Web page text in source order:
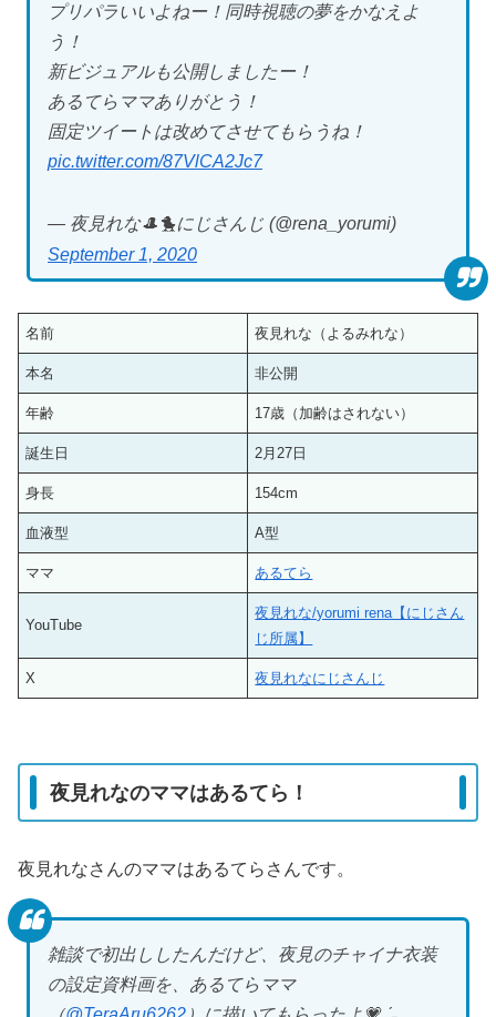
プリパラいいよねー！同時視聴の夢をかなえよ
う！
新ビジュアルも公開しましたー！
あるてらママありがとう！
固定ツイートは改めてさせてもらうね！
pic.twitter.com/87VlCA2Jc7
— 夜見れな🎩🐤にじさんじ (@rena_yorumi)
September 1, 2020
名前 夜見れな（よるみれな）
本名 非公開
年齢 17歳（加齢はされない）
誕生日 2月27日
身長 154cm
血液型 A型
ママ あるてら
YouTube
夜見れな/yorumi rena【にじさん
じ所属】
X 夜見れなにじさんじ
夜見れなのママはあるてら！
夜見れなさんのママはあるてらさんです。
雑談で初出ししたんだけど、夜見のチャイナ衣装
の設定資料画を、あるてらママ